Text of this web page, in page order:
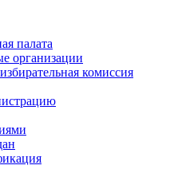
палата
организации
комиссия